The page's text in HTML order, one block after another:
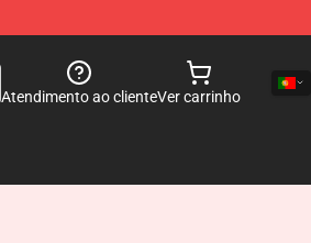
Atendimento ao clienteVer carrinho